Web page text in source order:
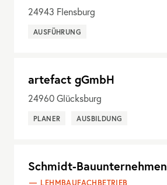
24943 Flensburg
AUSFÜHRUNG
artefact gGmbH
24960Glücksburg
PLANER AUSBILDUNG
Schmidt-Bauunternehmen
LEHMBAUFACHBETRIEB